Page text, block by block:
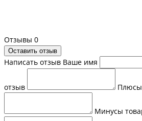
Отзывы 0
Оставить отзыв
Написать отзыв Ваше имя
отзыв Плюсы
Минусы